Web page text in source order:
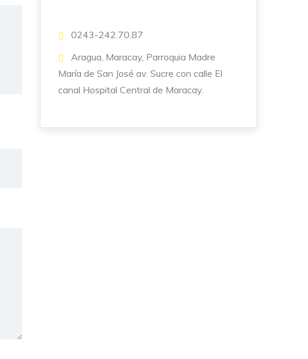
0243-242.70.87
Aragua, Maracay, Parroquia Madre
María de San José av. Sucre con calle El
canal Hospital Central de Maracay.